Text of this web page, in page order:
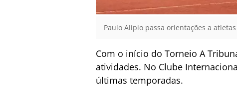
Paulo Alípio passa orientações a
Com o início do Torneio A
atividades. No Clube
últimas temporadas.